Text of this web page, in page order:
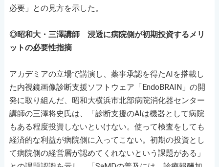
必要」との見方を示した。
◎昭和大・三澤講師 浸透に病院側が初期投資するメリ
ットの必要性指摘
アカデミアの立場で講演し、薬事承認を得たAIを搭載し
た内視鏡画像診断支援ソフトウェア「EndoBRAIN」の開
発に取り組んだ、昭和大横浜市北部病院消化器センター
講師の三澤将史氏は、「診断支援のAIは機器として病院
もある程度投資しないといけない。使って検査をしても
経済的な利益が病院側に入ってこない。初期の投資とし
て病院側の経営層が認めてくれないという課題がある」